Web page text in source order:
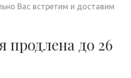
Вас встретим и доставим
продлена до 26